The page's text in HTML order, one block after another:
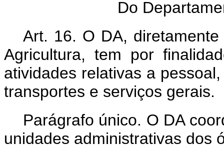
Do
Art. 16. O DA,
Agricultura, tem por
atividades relativas a
transportes e serviços gerais.
Parágrafo único. O DA
unidades administrativas dos